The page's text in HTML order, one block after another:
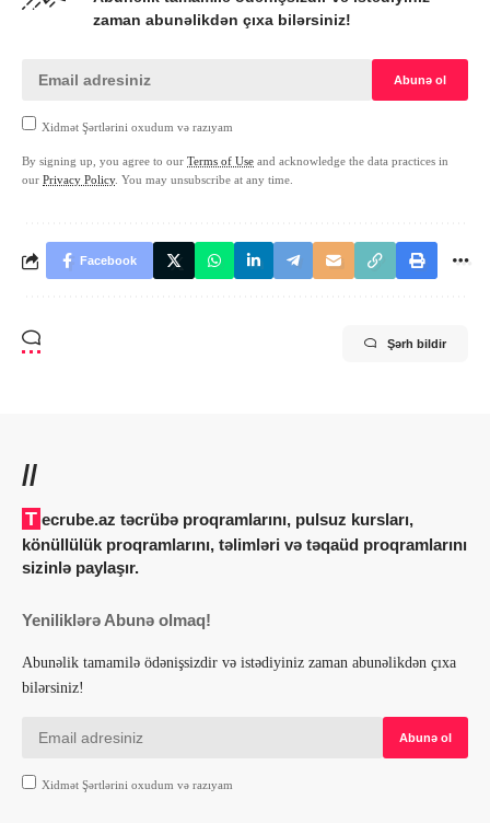
zaman abunəlikdən çıxa bilərsiniz!
Xidmət Şərtlərini oxudum və razıyam
By signing up, you agree to our Terms of Use and acknowledge the data practices in
our Privacy Policy. You may unsubscribe at any time.
Facebook
Şərh bildir
//
Tecrube.az təcrübə proqramlarını, pulsuz kursları,
könüllülük proqramlarını, təlimləri və təqaüd proqramlarını
sizinlə paylaşır.
Yeniliklərə Abunə olmaq!
Abunəlik tamamilə ödənişsizdir və istədiyiniz zaman abunəlikdən çıxa
bilərsiniz!
Xidmət Şərtlərini oxudum və razıyam